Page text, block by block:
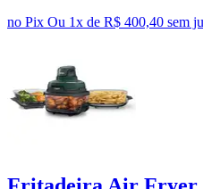
no Pix Ou 1x de R$ 400,40 sem